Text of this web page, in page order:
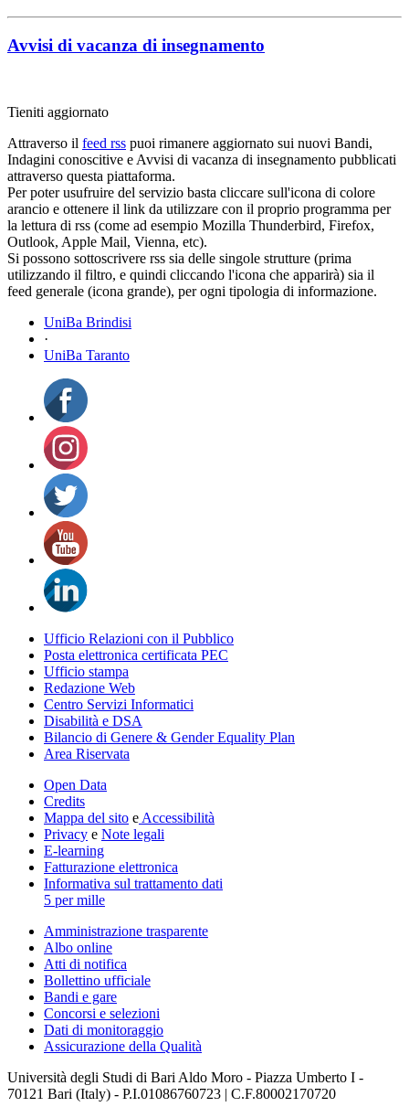
Avvisi di vacanza di insegnamento
Tieniti aggiornato
Attraverso il feed rss puoi rimanere aggiornato sui nuovi Bandi,
Indagini conoscitive e Avvisi di vacanza di insegnamento pubblicati
attraverso questa piattaforma.
Per poter usufruire del servizio basta cliccare sull'icona di colore
arancio e ottenere il link da utilizzare con il proprio programma per
la lettura di rss (come ad esempio Mozilla Thunderbird, Firefox,
Outlook, Apple Mail, Vienna, etc).
Si possono sottoscrivere rss sia delle singole strutture (prima
utilizzando il filtro, e quindi cliccando l'icona che apparirà) sia il
feed generale (icona grande), per ogni tipologia di informazione.
UniBa Brindisi
·
UniBa Taranto
Ufficio Relazioni con il Pubblico
Posta elettronica certificata PEC
Ufficio stampa
Redazione Web
Centro Servizi Informatici
Disabilità e DSA
Bilancio di Genere & Gender Equality Plan
Area Riservata
Open Data
Credits
Mappa del sito e Accessibilità
Privacy e Note legali
E-learning
Fatturazione elettronica
Informativa sul trattamento dati
5 per mille
Amministrazione trasparente
Albo online
Atti di notifica
Bollettino ufficiale
Bandi e gare
Concorsi e selezioni
Dati di monitoraggio
Assicurazione della Qualità
Università degli Studi di Bari Aldo Moro - Piazza Umberto I -
70121 Bari (Italy) - P.I.01086760723 | C.F.80002170720